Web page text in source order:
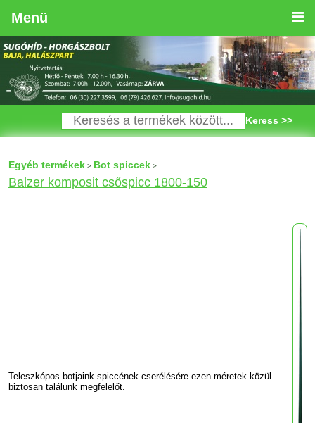
Menü
Keress >>
Egyéb termékek> Bot spiccek>
Balzer komposit csőspicc 1800-150
Teleszkópos botjaink spiccének cserélésére ezen méretek közül
biztosan találunk megfelelőt.